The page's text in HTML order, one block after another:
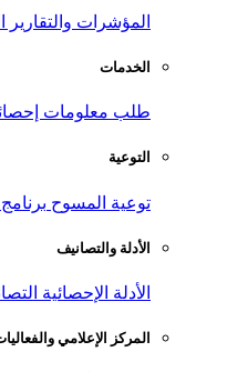
المؤشرات والتقارير
الخدمات
طلب معلومات
التوعية
توعية المسوح
الأدلة والتصانيف
الأدلة الإحصائية
المركز الإعلامي